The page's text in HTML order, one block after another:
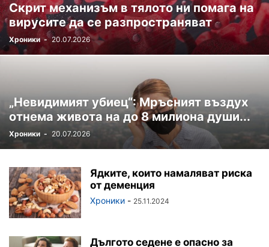
Скрит механизъм в тялото ни помага на
вирусите да се разпространяват
Хроники - 20.07.2026
„Невидимият убиец“: Мръсният въздух
отнема живота на до 8 милиона души...
Хроники - 20.07.2026
Ядките, които намаляват риска
от деменция
Хроники - 25.11.2024
Дългото седене е опасно за